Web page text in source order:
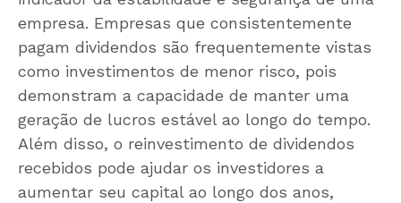
empresa. Empresas que consistentemente
pagam dividendos são frequentemente vistas
como investimentos de menor risco, pois
demonstram a capacidade de manter uma
geração de lucros estável ao longo do tempo.
Além disso, o reinvestimento de dividendos
recebidos pode ajudar os investidores a
aumentar seu capital ao longo dos anos,